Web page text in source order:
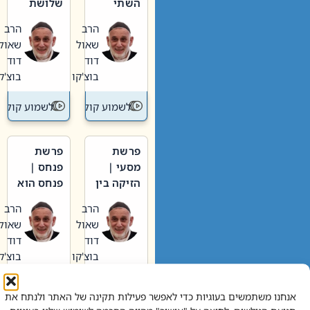
אנחנו משתמשים בעוגיות כדי לאפשר פעילות תקינה של האתר ולנתח את
וערב של
חיינו
הרב
שאול
דוד
בוצ'קו
לשמוע קול תורה – מדרש
האבות
הרב
שאול
דוד
בוצ'קו
לשמוע קול
פרשת
מסעי |
הזיקה בין
הגדול לעם הרב
שאול
דוד
בוצ'קו
לשמוע קול תורה – מדרש
פרשת
פנחס |
פנחס הוא
אליהו: בין
קנאות
הורסת
לקנאות
בונה
הרב
שאול
דוד
בוצ'קו
לשמוע קול